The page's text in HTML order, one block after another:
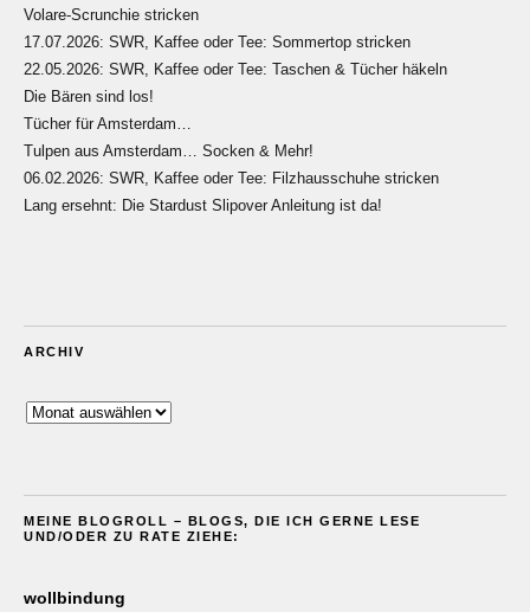
Volare-Scrunchie stricken
17.07.2026: SWR, Kaffee oder Tee: Sommertop stricken
22.05.2026: SWR, Kaffee oder Tee: Taschen & Tücher häkeln
Die Bären sind los!
Tücher für Amsterdam…
Tulpen aus Amsterdam… Socken & Mehr!
06.02.2026: SWR, Kaffee oder Tee: Filzhausschuhe stricken
Lang ersehnt: Die Stardust Slipover Anleitung ist da!
ARCHIV
Archiv
MEINE BLOGROLL – BLOGS, DIE ICH GERNE LESE
UND/ODER ZU RATE ZIEHE:
wollbindung